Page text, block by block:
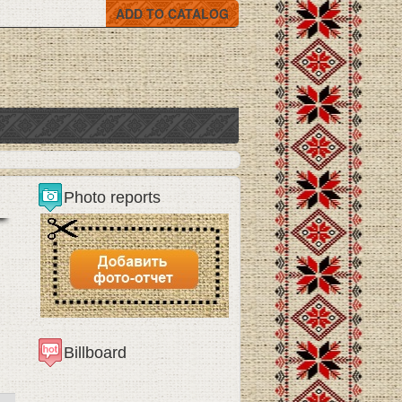
ADD TO CATALOG
Photo reports
Billboard